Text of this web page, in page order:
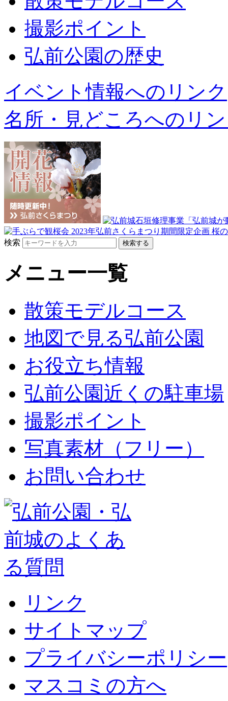
撮影ポイント
弘前公園の歴史
イベント情報へのリンク
名所・見どころへのリ
検索
メニュー一覧
散策モデルコース
地図で見る弘前公園
お役立ち情報
弘前公園近くの駐車場
撮影ポイント
写真素材（フリー）
お問い合わせ
リンク
サイトマップ
プライバシーポリシー
マスコミの方へ